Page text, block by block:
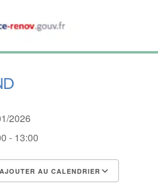
2026
- 13:00
AJOUTER AU CALENDRIER